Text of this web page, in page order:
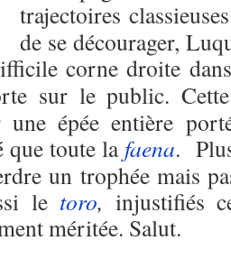
trajectoires
de se décourager,
corne droite
sur le public.
une épée entière
que toute la faena.
un trophée mais
le toro, injustifiés
méritée. Salut.